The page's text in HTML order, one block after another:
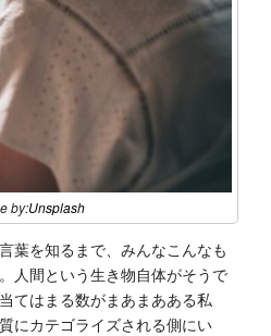
by:Unsplash
葉を知るまで、みんなこんなも
人間という生き物自体がそうで
てはまる数がまあまあある私
にカテゴライズされる側にい